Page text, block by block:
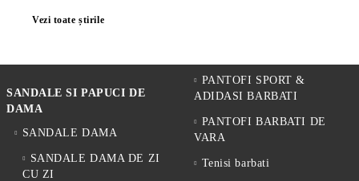
Vezi toate știrile
SANDALE SI PAPUCI DE
DAMA
SANDALE DAMA
SANDALE DAMA DE ZI
CU ZI
PANTOFI SPORT &
ADIDASI BARBATI
PANTOFI BARBATI DE
VARA
Tenisi barbati